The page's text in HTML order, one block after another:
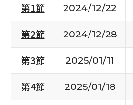
第1節 2024/12/22
第2節
2024/12/28
第3節
2025/01/11
第4節
2025/01/18